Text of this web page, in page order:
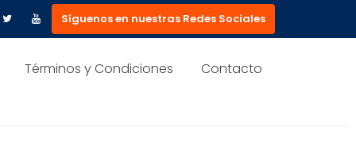
Síguenos en nuestras Redes Sociales
Términos y Condiciones Contacto